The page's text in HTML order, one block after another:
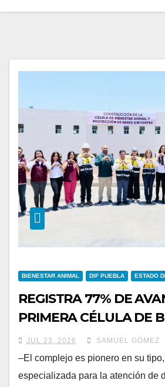
BIENESTAR ANIMAL DIF PUEBLA ESTADO
REGISTRA 77% DE
PRIMERA CÉLULA DE
ANIMAL DEL ESTADO
JUL 23, 2026 SAMUEL GÓMEZ
–El complejo es pionero en su
especializada para la atención de